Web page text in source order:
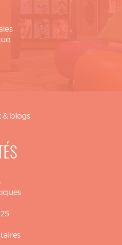
& blogs